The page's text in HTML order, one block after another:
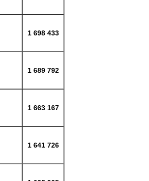
1 698 433
1 689 792
1 663 167
1 641 726